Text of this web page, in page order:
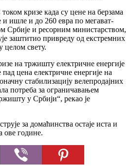
кризе када су цене на берзама
и ишле и до 260 евра по мегават-
Србије и ресорним министарством,
заштитио привреду од екстремних
целом свету.
на тржишту електричне енергије
цена електричне енергије на
стабилизацију велепродајних
потреба за ограничавањем
у Србији“, рекао је
за домаћинства остаје иста и
ове године.